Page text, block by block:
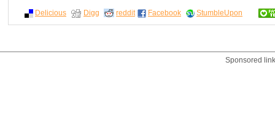
Delicious Digg reddit Facebook StumbleUpon
Sponsored